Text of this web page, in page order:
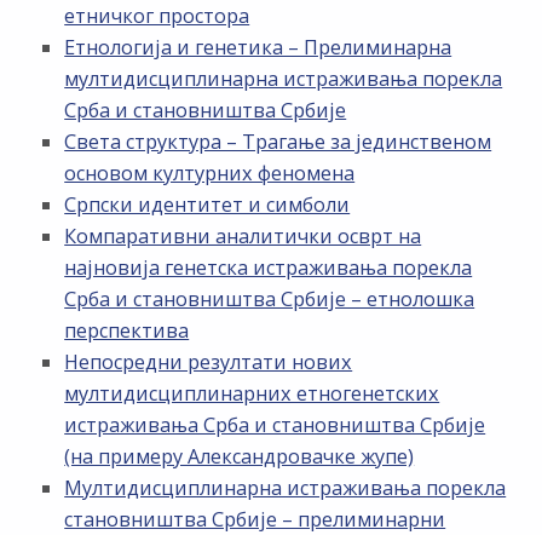
етничког простора
Етнологија и генетика – Прелиминарна
мултидисциплинарна истраживања порекла
Срба и становништва Србије
Света структура – Трагање за јединственом
основом културних феномена
Српски идентитет и симболи
Компаративни аналитички осврт на
најновија генетска истраживања порекла
Срба и становништва Србије – етнолошка
перспектива
Непосредни резултати нових
мултидисциплинарних етногенетских
истраживања Срба и становништва Србије
(на примеру Александровачке жупе)
Мултидисциплинарна истраживања порекла
становништва Србије – прелиминарни